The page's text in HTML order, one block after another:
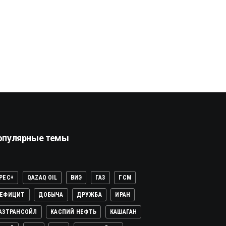
темы
QAZAQ OIL ВИЭ ГАЗ ГСМ
ДОБЫЧА ДРУЖБА ИРАН
КАСПИЙ НЕФТЬ КАШАГАН